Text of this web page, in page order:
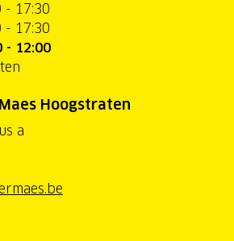
- 17:30
- 17:30
- 12:00
Hoogstraten
a